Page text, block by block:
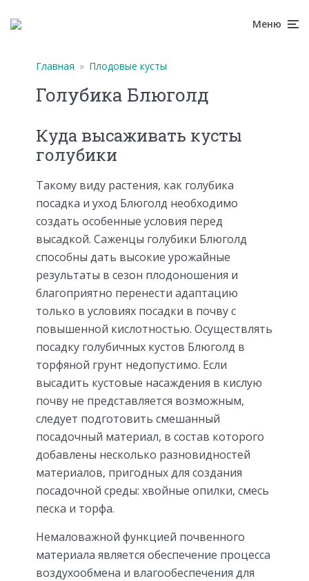
Меню
Главная » Плодовые кусты
Голубика Блюголд
Куда высаживать кусты
голубики
Такому виду растения, как голубика
посадка и уход Блюголд необходимо
создать особенные условия перед
высадкой. Саженцы голубики Блюголд
способны дать высокие урожайные
результаты в сезон плодоношения и
благоприятно перенести адаптацию
только в условиях посадки в почву с
повышенной кислотностью. Осуществлять
посадку голубичных кустов Блюголд в
торфяной грунт недопустимо. Если
высадить кустовые насаждения в кислую
почву не представляется возможным,
следует подготовить смешанный
посадочный материал, в состав которого
добавлены несколько разновидностей
материалов, пригодных для создания
посадочной среды: хвойные опилки, смесь
песка и торфа.
Немаловажной функцией почвенного
материала является обеспечение процесса
воздухообмена и влагообеспечения для